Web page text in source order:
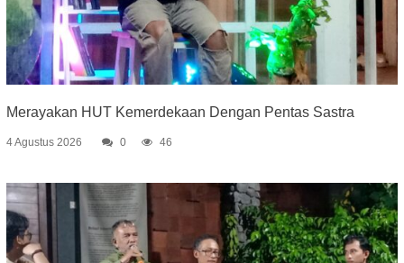
Merayakan HUT Kemerdekaan Dengan Pentas Sastra
4 Agustus 2026 0 46